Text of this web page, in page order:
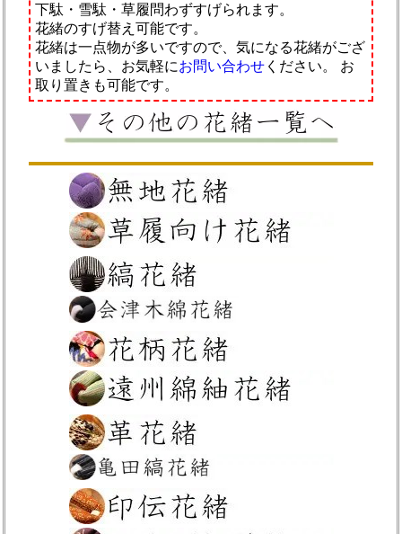
下駄・雪駄・草履問わずすげられます。
花緒のすげ替え可能です。
花緒は一点物が多いですので、気になる花緒がござ
いましたら、お気軽にお問い合わせ ください。
お
取り置きも可能です。